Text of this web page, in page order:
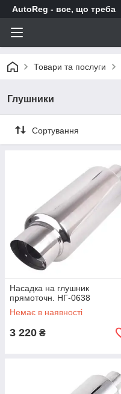
AutoReg - все, що треба
Товари та послуги
Глушники
Сортування
Насадка на глушник
прямоточн. НГ-0638
Немає в наявності
3 220 ₴